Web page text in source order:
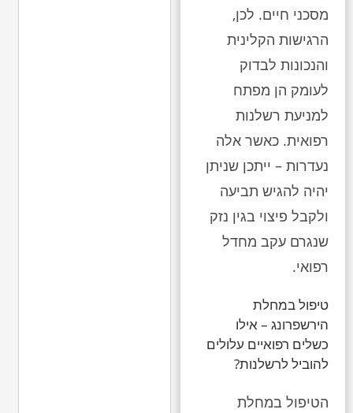
מסכני חיים. לכן,
הרגישות הקלינית
והנכונות לבדוק
לעומק הן מפתח
למניעת רשלנות
רפואית. כאשר אלה
נעדרות – ייתכן שניתן
יהיה להגיש תביעה
ולקבל פיצוי בגין נזק
שנגרם עקב מחדל
רפואי.
טיפול במחלת
הירשפרונג – אילו
כשלים רפואיים עלולים
להוביל לרשלנות?
הטיפול במחלת